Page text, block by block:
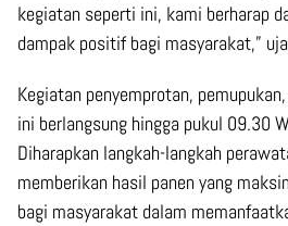
kegiatan seperti ini, kami berharap
dampak positif bagi masyarakat,”
Kegiatan penyemprotan,
ini berlangsung hingga pukul 09.30
Diharapkan langkah-langkah
memberikan hasil panen yang
bagi masyarakat dalam